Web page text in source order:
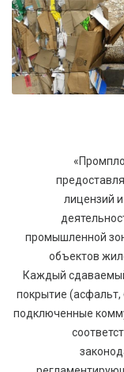
лицензий
промышленной
объектов
Каждый
покрытие
подключенные